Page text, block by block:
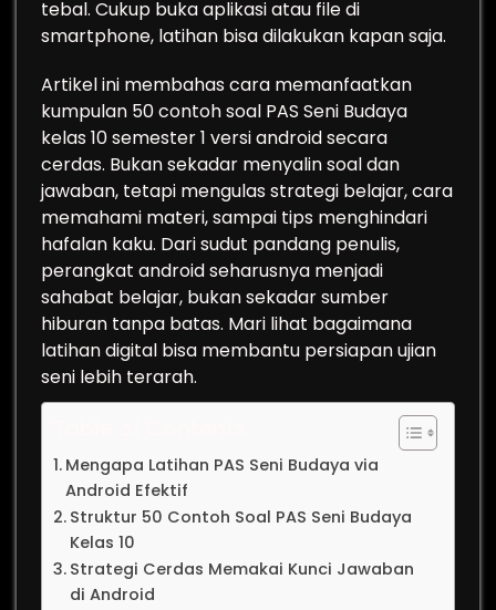
tebal. Cukup buka aplikasi atau file di
smartphone, latihan bisa dilakukan kapan saja.
Artikel ini membahas cara memanfaatkan
kumpulan 50 contoh soal PAS Seni Budaya
kelas 10 semester 1 versi android secara
cerdas. Bukan sekadar menyalin soal dan
jawaban, tetapi mengulas strategi belajar, cara
memahami materi, sampai tips menghindari
hafalan kaku. Dari sudut pandang penulis,
perangkat android seharusnya menjadi
sahabat belajar, bukan sekadar sumber
hiburan tanpa batas. Mari lihat bagaimana
latihan digital bisa membantu persiapan ujian
seni lebih terarah.
Mengapa Latihan PAS Seni Budaya via
Android Efektif
Struktur 50 Contoh Soal PAS Seni Budaya
Kelas 10
Strategi Cerdas Memakai Kunci Jawaban
di Android